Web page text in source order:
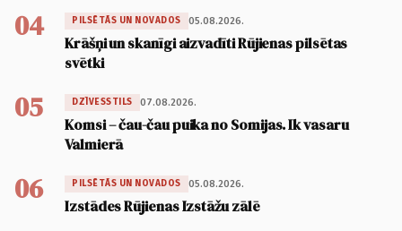
04 PILSĒTĀS UN NOVADOS 05.08.2026.
Krāšņi un skanīgi aizvadīti Rūjienas pilsētas
svētki
05 DZĪVESSTILS 07.08.2026.
Komsi – čau-čau puika no Somijas. Ik vasaru
Valmierā
06 PILSĒTĀS UN NOVADOS 05.08.2026.
Izstādes Rūjienas Izstāžu zālē